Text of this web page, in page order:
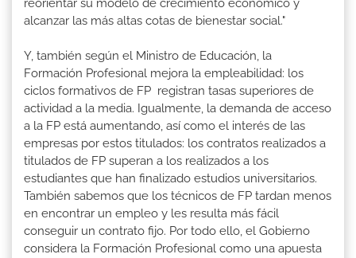
reorientar su modelo de crecimiento económico y
alcanzar las más altas cotas de bienestar social."
Y, también según el Ministro de Educación, la
Formación Profesional mejora la empleabilidad: los
ciclos formativos de FP registran tasas superiores de
actividad a la media. Igualmente, la demanda de acceso
a la FP está aumentando, así como el interés de las
empresas por estos titulados: los contratos realizados a
titulados de FP superan a los realizados a los
estudiantes que han finalizado estudios universitarios.
También sabemos que los técnicos de FP tardan menos
en encontrar un empleo y les resulta más fácil
conseguir un contrato fijo. Por todo ello, el Gobierno
considera la Formación Profesional como una apuesta